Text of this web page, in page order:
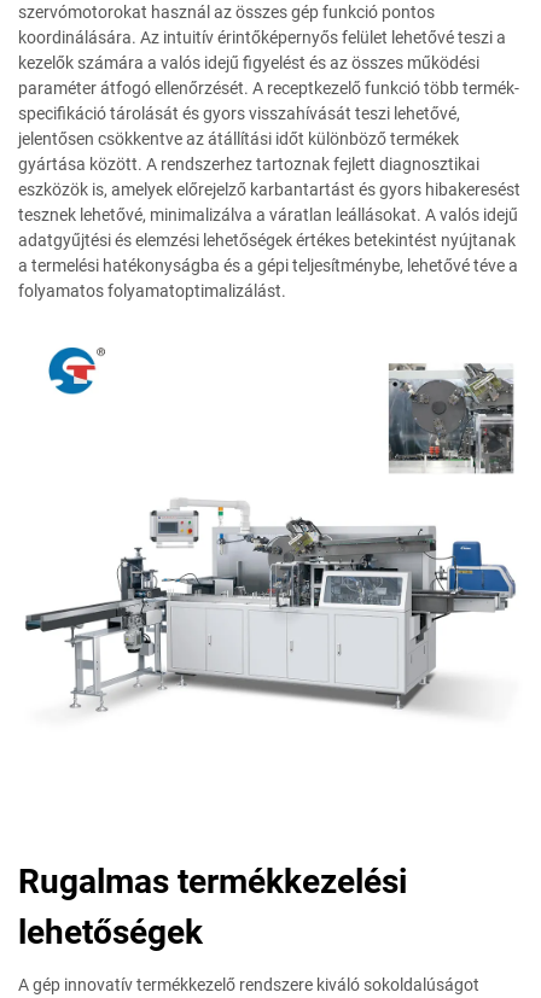
szervómotorokat használ az összes gép funkció pontos
koordinálására. Az intuitív érintőképernyős felület lehetővé teszi a
kezelők számára a valós idejű figyelést és az összes működési
paraméter átfogó ellenőrzését. A receptkezelő funkció több termék-
specifikáció tárolását és gyors visszahívását teszi lehetővé,
jelentősen csökkentve az átállítási időt különböző termékek
gyártása között. A rendszerhez tartoznak fejlett diagnosztikai
eszközök is, amelyek előrejelző karbantartást és gyors hibakeresést
tesznek lehetővé, minimalizálva a váratlan leállásokat. A valós idejű
adatgyűjtési és elemzési lehetőségek értékes betekintést nyújtanak
a termelési hatékonyságba és a gépi teljesítménybe, lehetővé téve a
folyamatos folyamatoptimalizálást.
Rugalmas termékkezelési
lehetőségek
A gép innovatív termékkezelő rendszere kiváló sokoldalúságot